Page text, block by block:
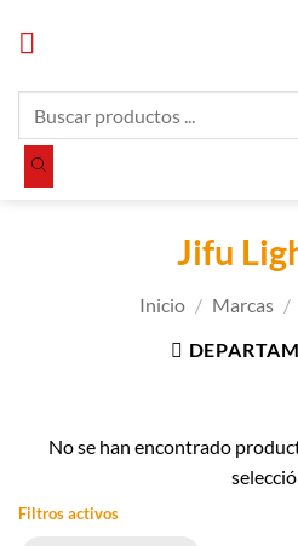
productos
Jifu
Inicio / Marcas /
No se han encontrado
Filtros activos